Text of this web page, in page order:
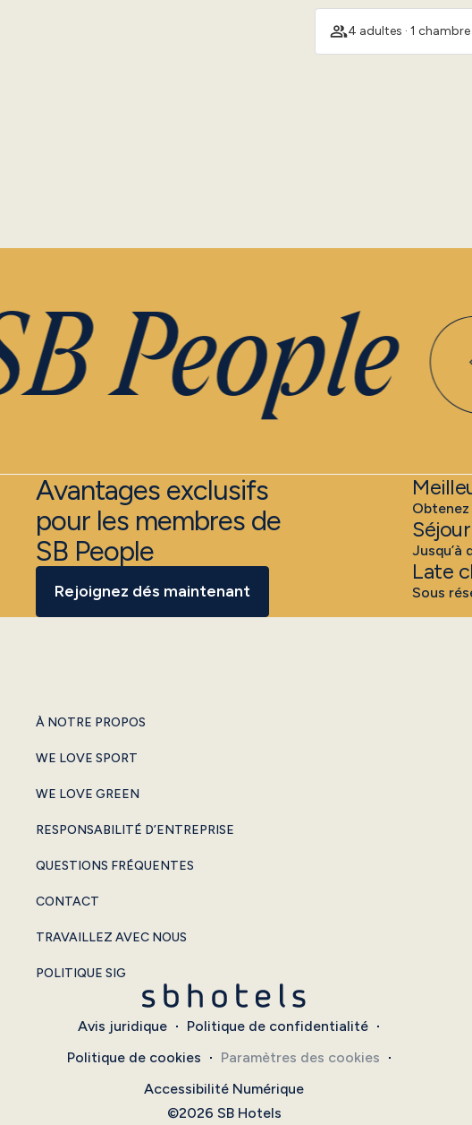
4 adultes · 1 chambre
People
Avantages exclusifs
pour les membres de
SB People
Rejoignez dés maintenant
Jusqu’à
Late
Sous
À NOTRE PROPOS
WE LOVE SPORT
WE LOVE GREEN
RESPONSABILITÉ D’ENTREPRISE
QUESTIONS FRÉQUENTES
CONTACT
TRAVAILLEZ AVEC NOUS
POLITIQUE SIG
Avis juridique
Politique de confidentialité
Politique de cookies
Paramètres des cookies
Accessibilité Numérique
©2026 SB Hotels